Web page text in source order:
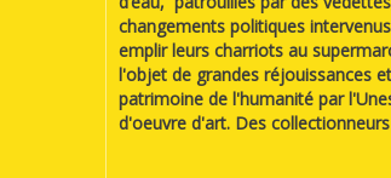
changements politiques
emplir leurs charriots au
l'objet de grandes réjouissances
patrimoine de l'humanité par
d'oeuvre d'art. Des